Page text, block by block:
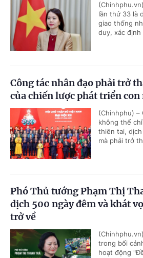
lần thứ 33 là
giao thống
duy, xác
Công tác nhân đạo phải trở
của chiến lược phát triển
(Chinhphu) –
không thể
thiên tai,
mà phải trở
Phó Thủ tướng Phạm Thị
dịch 500 ngày đêm và khát
trở về
trong bối
hoạt động